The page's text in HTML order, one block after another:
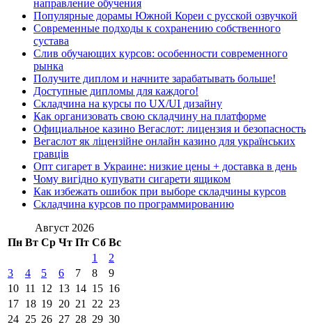
направление обучения
Популярные дорамы Южной Кореи с русской озвучкой
Современные подходы к сохранению собственного
сустава
Слив обучающих курсов: особенности современного
рынка
Получите диплом и начните зарабатывать больше!
Доступные дипломы для каждого!
Складчина на курсы по UX/UI дизайну
Как организовать свою складчину на платформе
Официальное казино Вегаслот: лицензия и безопасность
Вегаслот як ліцензійне онлайн казино для українських
гравців
Опт сигарет в Украине: низкие цены + доставка в день
Чому вигідно купувати сигарети ящиком
Как избежать ошибок при выборе складчины курсов
Складчина курсов по программированию
Август 2026
Пн Вт Ср Чт Пт Сб Вс
1
2
3
4 5 6 7 8
9
10 11 12 13 14 15 16
17 18 19 20 21 22 23
24 25 26 27 28 29 30